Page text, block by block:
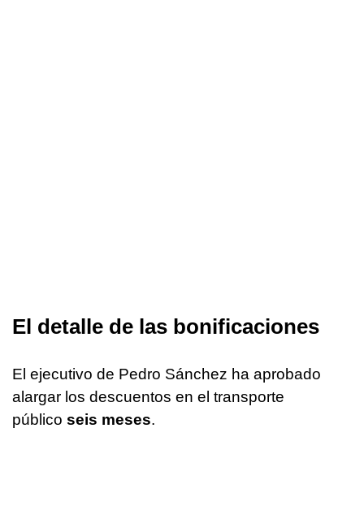
El detalle de las bonificaciones
El ejecutivo de Pedro Sánchez ha aprobado
alargar los descuentos en el transporte
público seis meses.